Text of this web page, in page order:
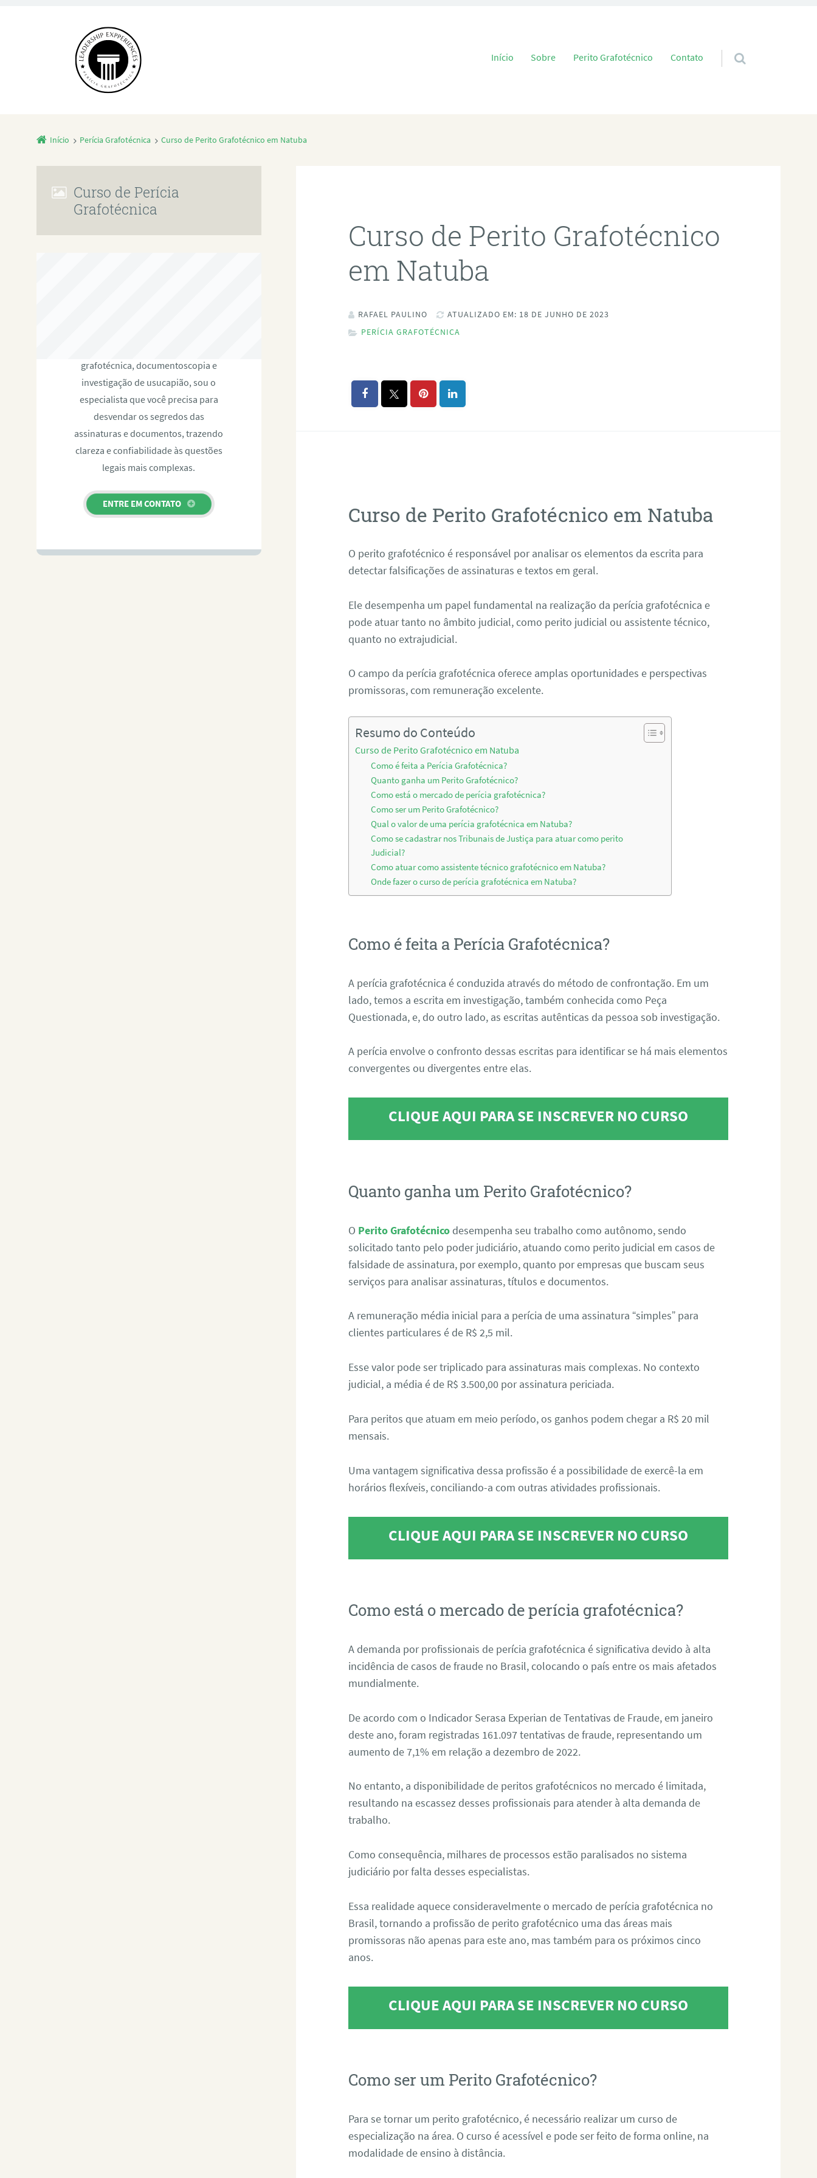
Pular para o conteúdo
Início Sobre Perito Grafotécnico Contato
Início Perícia Grafotécnica Curso de Perito Grafotécnico em Natuba
Curso de Perito Grafotécnico
em Natuba
RAFAEL PAULINO
ATUALIZADO EM: 18 DE JUNHO DE 2023
PERÍCIA GRAFOTÉCNICA
Curso de Perito Grafotécnico em Natuba
O perito grafotécnico é responsável por analisar os elementos da escrita para
detectar falsificações de assinaturas e textos em geral.
Ele desempenha um papel fundamental na realização da perícia grafotécnica e
pode atuar tanto no âmbito judicial, como perito judicial ou assistente técnico,
quanto no extrajudicial.
O campo da perícia grafotécnica oferece amplas oportunidades e perspectivas
promissoras, com remuneração excelente.
Resumo do Conteúdo
Curso de Perito Grafotécnico em Natuba
Como é feita a Perícia Grafotécnica?
Quanto ganha um Perito Grafotécnico?
Como está o mercado de perícia grafotécnica?
Como ser um Perito Grafotécnico?
Qual o valor de uma perícia grafotécnica em Natuba?
Como se cadastrar nos Tribunais de Justiça para atuar como perito
Judicial?
Como atuar como assistente técnico grafotécnico em Natuba?
Onde fazer o curso de perícia grafotécnica em Natuba?
Como é feita a Perícia Grafotécnica?
A perícia grafotécnica é conduzida através do método de confrontação. Em um
lado, temos a escrita em investigação, também conhecida como Peça
Questionada, e, do outro lado, as escritas autênticas da pessoa sob investigação.
A perícia envolve o confronto dessas escritas para identificar se há mais elementos
convergentes ou divergentes entre elas.
CLIQUE AQUI PARA SE INSCREVER NO CURSO
Quanto ganha um Perito Grafotécnico?
O Perito Grafotécnico desempenha seu trabalho como autônomo, sendo
solicitado tanto pelo poder judiciário, atuando como perito judicial em casos de
falsidade de assinatura, por exemplo, quanto por empresas que buscam seus
serviços para analisar assinaturas, títulos e documentos.
A remuneração média inicial para a perícia de uma assinatura “simples” para
clientes particulares é de R$ 2,5 mil.
Esse valor pode ser triplicado para assinaturas mais complexas. No contexto
judicial, a média é de R$ 3.500,00 por assinatura periciada.
Para peritos que atuam em meio período, os ganhos podem chegar a R$ 20 mil
mensais.
Uma vantagem significativa dessa profissão é a possibilidade de exercê-la em
horários flexíveis, conciliando-a com outras atividades profissionais.
CLIQUE AQUI PARA SE INSCREVER NO CURSO
Como está o mercado de perícia grafotécnica?
A demanda por profissionais de perícia grafotécnica é significativa devido à alta
incidência de casos de fraude no Brasil, colocando o país entre os mais afetados
mundialmente.
De acordo com o Indicador Serasa Experian de Tentativas de Fraude, em janeiro
deste ano, foram registradas 161.097 tentativas de fraude, representando um
aumento de 7,1% em relação a dezembro de 2022.
No entanto, a disponibilidade de peritos grafotécnicos no mercado é limitada,
resultando na escassez desses profissionais para atender à alta demanda de
trabalho.
Como consequência, milhares de processos estão paralisados no sistema
judiciário por falta desses especialistas.
Essa realidade aquece consideravelmente o mercado de perícia grafotécnica no
Brasil, tornando a profissão de perito grafotécnico uma das áreas mais
promissoras não apenas para este ano, mas também para os próximos cinco
anos.
CLIQUE AQUI PARA SE INSCREVER NO CURSO
Como ser um Perito Grafotécnico?
Para se tornar um perito grafotécnico, é necessário realizar um curso de
especialização na área. O curso é acessível e pode ser feito de forma online, na
modalidade de ensino à distância.
Curso de Perícia
Grafotécnica
grafotécnica, documentoscopia e
investigação de usucapião, sou o
especialista que você precisa para
desvendar os segredos das
assinaturas e documentos, trazendo
clareza e confiabilidade às questões
legais mais complexas.
ENTRE EM CONTATO